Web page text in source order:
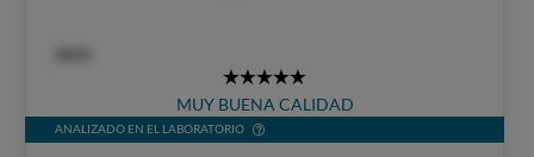
5
Stars
MUY BUENA CALIDAD
ANALIZADO EN EL LABORATORIO